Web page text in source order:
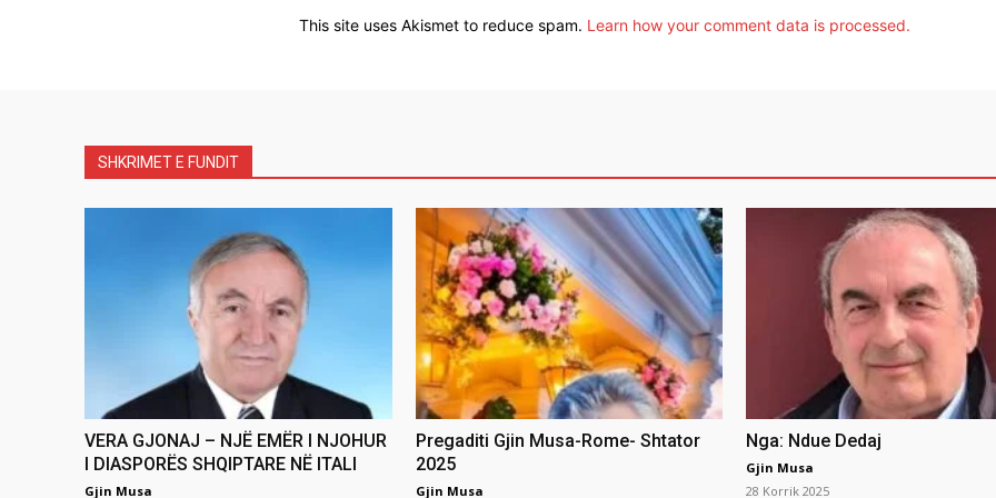
This site uses Akismet to reduce spam. Learn how your comment data is processed.
SHKRIMET E FUNDIT
VERA GJONAJ – NJË EMËR I NJOHUR
I DIASPORËS SHQIPTARE NË ITALI
Gjin Musa
Pregaditi Gjin Musa-Rome- Shtator
2025
Gjin Musa
Nga: Ndue Dedaj
Gjin Musa
28 Korrik 2025